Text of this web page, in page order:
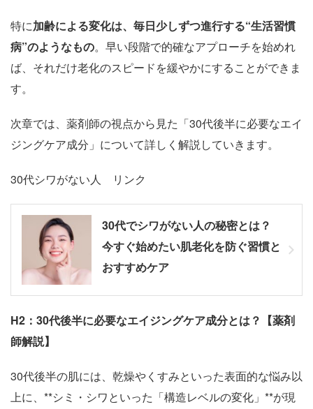
特に加齢による変化は、毎日少しずつ進行する“生活習慣
病”のようなもの。早い段階で的確なアプローチを始めれ
ば、それだけ老化のスピードを緩やかにすることができま
す。
次章では、薬剤師の視点から見た「30代後半に必要なエイ
ジングケア成分」について詳しく解説していきます。
30代シワがない人 リンク
30代でシワがない人の秘密とは？
今すぐ始めたい肌老化を防ぐ習慣と
おすすめケア
H2 ：30代後半に必要なエイジングケア成分とは？【薬剤
師解説】
30代後半の肌には、乾燥やくすみといった表面的な悩み以
上に、**シミ・シワといった「構造レベルの変化」**が現